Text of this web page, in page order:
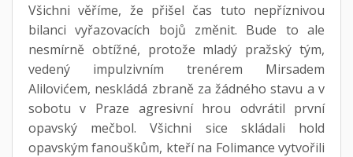
Všichni věříme, že přišel čas tuto nepříznivou
bilanci vyřazovacích bojů změnit. Bude to ale
nesmírně obtížné, protože mladý pražský tým,
vedený impulzivním trenérem Mirsadem
Alilovićem, neskládá zbraně za žádného stavu a v
sobotu v Praze agresivní hrou odvrátil první
opavský mečbol. Všichni sice skládali hold
opavským fanouškům, kteří na Folimance vytvořili